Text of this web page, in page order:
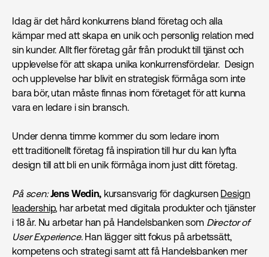
Idag är det hård konkurrens bland företag och alla
kämpar med att skapa en unik och personlig relation med
sin kunder. Allt fler företag går från produkt till tjänst och
upplevelse för att skapa unika konkurrensfördelar. Design
och upplevelse har blivit en strategisk förmåga som inte
bara bör, utan måste finnas inom företaget för att kunna
vara en ledare i sin bransch.
Under denna timme kommer du som ledare inom
ett traditionellt företag få inspiration till hur du kan lyfta
design till att bli en unik förmåga inom just ditt företag.
På scen: Jens Wedin,kursansvarig för dagkursen Design
leadership, har arbetat med digitala produkter och tjänster
i 18 år. Nu arbetar han på Handelsbanken som Director of
User Experience. Han lägger sitt fokus på arbetssätt,
kompetens och strategi samt att få Handelsbanken mer